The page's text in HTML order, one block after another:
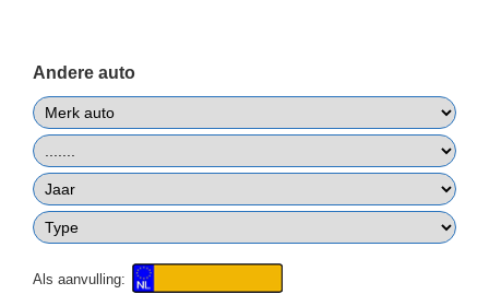
Andere auto
Als aanvulling: